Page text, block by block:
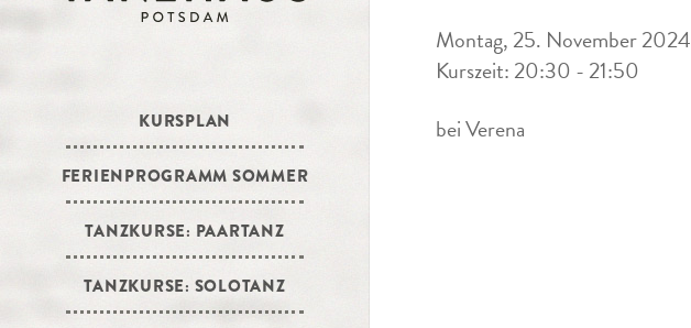
KURSPLAN
FERIENPROGRAMM SOMMER
TANZKURSE: PAARTANZ
TANZKURSE: SOLOTANZ
Montag, 25. November 2024
Kurszeit: 20:30 - 21:50
bei Verena